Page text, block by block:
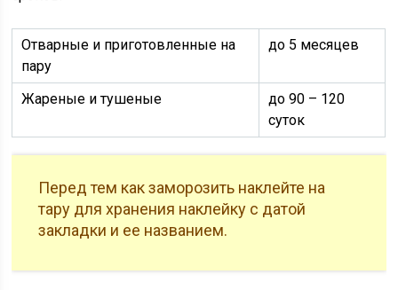
Отварные и приготовленные на
пару
до 5 месяцев
Жареные и тушеные
до 90 – 120
суток
Перед тем как заморозить наклейте на
тару для хранения наклейку с датой
закладки и ее названием.